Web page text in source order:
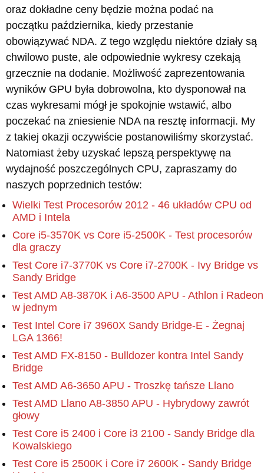
oraz dokładne ceny będzie można podać na
początku października, kiedy przestanie
obowiązywać NDA. Z tego względu niektóre działy są
chwilowo puste, ale odpowiednie wykresy czekają
grzecznie na dodanie. Możliwość zaprezentowania
wyników GPU była dobrowolna, kto dysponował na
czas wykresami mógł je spokojnie wstawić, albo
poczekać na zniesienie NDA na resztę informacji. My
z takiej okazji oczywiście postanowiliśmy skorzystać.
Natomiast żeby uzyskać lepszą perspektywę na
wydajność poszczególnych CPU, zapraszamy do
naszych poprzednich testów:
Wielki Test Procesorów 2012 - 46 układów CPU od
AMD i Intela
Core i5-3570K vs Core i5-2500K - Test procesorów
dla graczy
Test Core i7-3770K vs Core i7-2700K - Ivy Bridge vs
Sandy Bridge
Test AMD A8-3870K i A6-3500 APU - Athlon i Radeon
w jednym
Test Intel Core i7 3960X Sandy Bridge-E - Żegnaj
LGA 1366!
Test AMD FX-8150 - Bulldozer kontra Intel Sandy
Bridge
Test AMD A6-3650 APU - Troszkę tańsze Llano
Test AMD Llano A8-3850 APU - Hybrydowy zawrót
głowy
Test Core i5 2400 i Core i3 2100 - Sandy Bridge dla
Kowalskiego
Test Core i5 2500K i Core i7 2600K - Sandy Bridge